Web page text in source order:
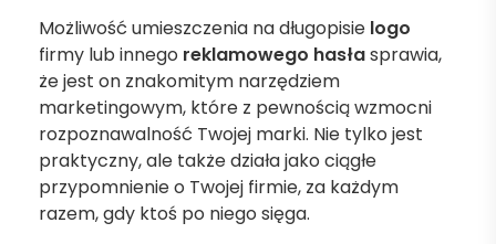
Możliwość umieszczenia na długopisie logo
firmy lub innego reklamowego hasłasprawia,
że jest on znakomitym narzędziem
marketingowym, które z pewnością wzmocni
rozpoznawalność Twojej marki. Nie tylko jest
praktyczny, ale także działa jako ciągłe
przypomnienie o Twojej firmie, za każdym
razem, gdy ktoś po niego sięga.